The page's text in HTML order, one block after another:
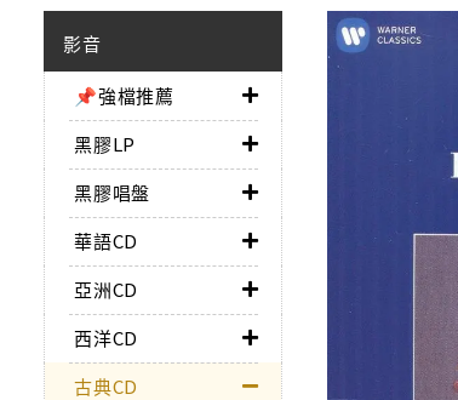
影音
📌強檔推薦
黑膠LP
黑膠唱盤
華語CD
亞洲CD
西洋CD
古典CD